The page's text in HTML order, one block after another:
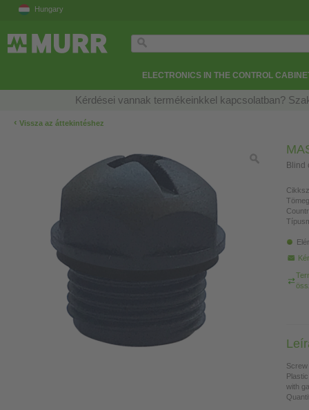
Hungary
ELECTRONICS IN THE CONTROL
Kérdései vannak termékeinkkel kapcsolatban?
‹ Vissza az áttekintéshez
Blind
with